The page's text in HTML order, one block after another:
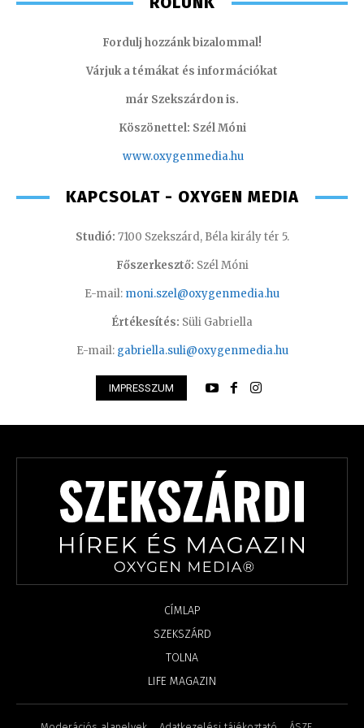
Fordulj hozzánk bizalommal!
Várjuk a témákat és információkat
már Szekszárdon is.
Köszönettel: Szél Móni
www.oxygenmedia.hu
KAPCSOLAT - OXYGEN MEDIA
Studió: 7100 Szekszárd, Béla király tér 5.
Főszerkesztő: Szél Móni
E-mail: moni.szel@oxygenmedia.hu
Értékesítés: Süli Gabriella
E-mail: gabriella.suli@oxygenmedia.hu
IMPRESSZUM
CÍMLAP
SZEKSZÁRD
TOLNA
LIFE MAGAZIN